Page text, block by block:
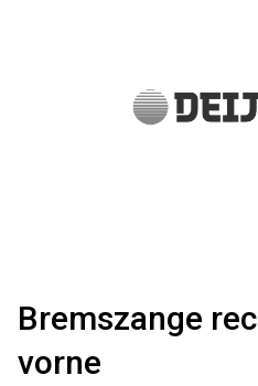
Bremszange
vorne